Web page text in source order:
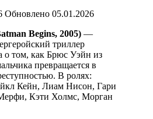
Обновлено 05.01.2026
Begins, 2005) —
триллер
о том, как Брюс Уэйн из
превращается в
В ролях:
Кейн, Лиам Нисон, Гари
Кэти Холмс, Морган